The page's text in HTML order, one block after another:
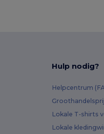
Hulp nodig?
Helpcentrum
Lokale T-shirts
Lokale